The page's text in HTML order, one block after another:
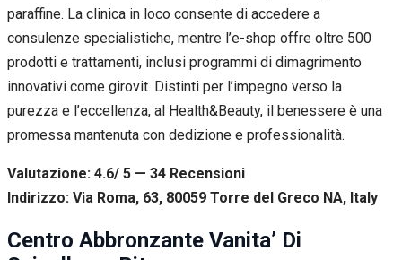
paraffine. La clinica in loco consente di accedere a
consulenze specialistiche, mentre l’e-shop offre oltre 500
prodotti e trattamenti, inclusi programmi di dimagrimento
innovativi come girovit. Distinti per l’impegno verso la
purezza e l’eccellenza, al Health&Beauty, il benessere è una
promessa mantenuta con dedizione e professionalità.
Valutazione: 4.6/ 5 — 34 Recensioni
Indirizzo: Via Roma, 63, 80059 Torre del Greco NA, Italy
Centro Abbronzante Vanita’ Di